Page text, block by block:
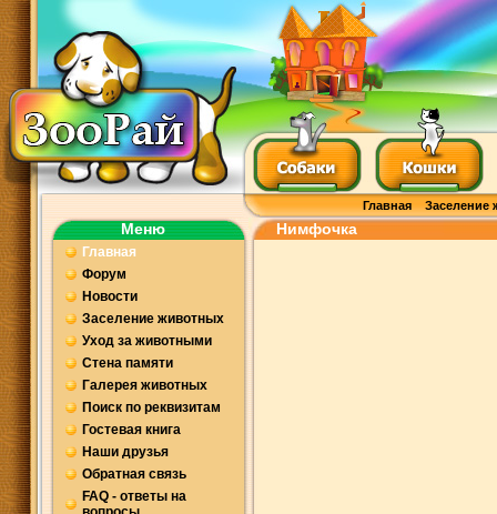
Главная Заселение
Меню
Главная
Форум
Новости
Заселение животных
Уход за животными
Стена памяти
Галерея животных
Поиск по реквизитам
Гостевая книга
Наши друзья
Обратная связь
FAQ - ответы на
Нимфочка